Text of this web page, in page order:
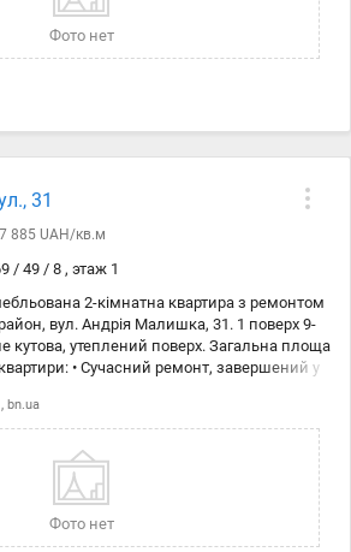
Фото нет
31
885 UAH/кв.м
/ 49 / 8 , этаж 1
2-кімнатна квартира з ремонтом
вул. Андрія Малишка, 31. 1 поверх 9-
кутова, утеплений поверх. Загальна площа
• Сучасний ремонт, завершений у
до стелі з новою технікою • Балкон
обладнаний як робоча зона з теплою
кондиціонер, бойлер, сигналізацію
охорони) • Вікна захищені
Чистий підїзд, ліфт, кодовий замок,
• У дворі завжди є місця для
• Метро “Чернігівська” за 5
, bn.ua
Фото нет